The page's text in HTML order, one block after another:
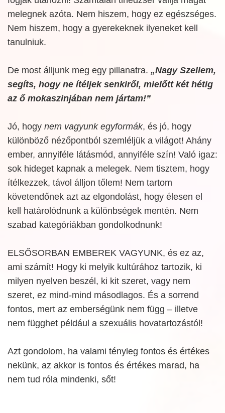
melegnek azóta. Nem hiszem, hogy ez egészséges.
Nem hiszem, hogy a gyerekeknek ilyeneket kell
tanulniuk.
De most álljunk meg egy pillanatra. „Nagy Szellem,
segíts, hogy ne ítéljek senkiről, mielőtt két hétig
az ő mokaszinjában nem jártam!”
Jó, hogy nem vagyunk egyformák, és jó, hogy
különböző nézőpontból szemléljük a világot! Ahány
ember, annyiféle látásmód, annyiféle szín! Való igaz:
sok hideget kapnak a melegek. Nem tisztem, hogy
ítélkezzek, távol álljon tőlem! Nem tartom
követendőnek azt az elgondolást, hogy élesen el
kell határolódnunk a különbségek mentén. Nem
szabad kategóriákban gondolkodnunk!
ELSŐSORBAN EMBEREK VAGYUNK, és ez az,
ami számít! Hogy ki melyik kultúrához tartozik, ki
milyen nyelven beszél, ki kit szeret, vagy nem
szeret, ez mind-mind másodlagos. És a sorrend
fontos, mert az emberségünk nem függ – illetve
nem függhet például a szexuális hovatartozástól!
Azt gondolom, ha valami tényleg fontos és értékes
nekünk, az akkor is fontos és értékes marad, ha
nem tud róla mindenki, sőt!